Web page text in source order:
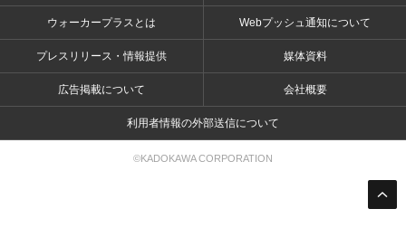
ウォーカープラスとは Webプッシュ通知について
プレスリリース・情報提供 媒体資料
広告掲載について 会社概要
利用者情報の外部送信について
©KADOKAWA CORPORATION